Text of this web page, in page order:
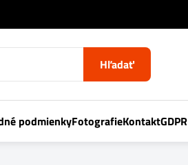
Hľadať
podmienkyFotografieKontaktGDPR